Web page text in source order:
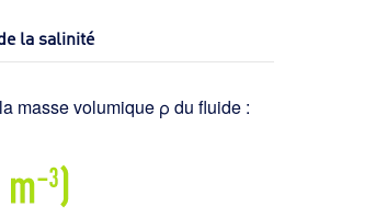
la salinité
masse volumique ρ du fluide :